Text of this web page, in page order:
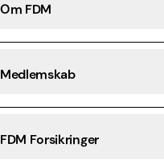
Om FDM
Medlemskab
FDM Forsikringer